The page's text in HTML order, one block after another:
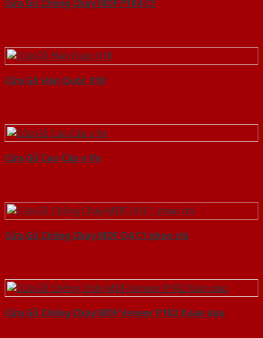
Cửa Gỗ Chống Cháy MDF P1R4 C1
Cửa Gỗ Hàn Quốc 018
Cửa Gỗ Cao Cấp o fix
Cửa Gỗ Chống Cháy MDF O4 C1 phao chi
Cửa Gỗ Chống Cháy MDF Veneer P1R2 Xoan dao